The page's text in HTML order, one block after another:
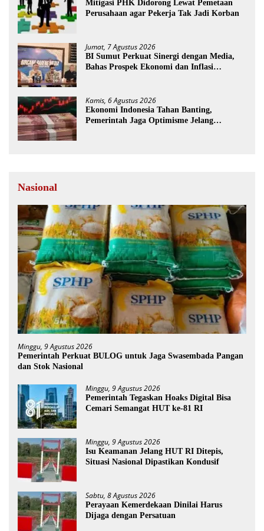
Mitigasi PHK Didorong Lewat Pemetaan
Perusahaan agar Pekerja Tak Jadi Korban
Jumat, 7 Agustus 2026
BI Sumut Perkuat Sinergi dengan Media,
Bahas Prospek Ekonomi dan Inflasi
Kamis, 6 Agustus 2026
Ekonomi Indonesia Tahan Banting,
Pemerintah Jaga Optimisme Jelang
Nasional
Minggu, 9 Agustus 2026
Pemerintah Perkuat BULOG untuk Jaga Swasembada Pangan
dan Stok Nasional
Minggu, 9 Agustus 2026
Pemerintah Tegaskan Hoaks Digital Bisa
Cemari Semangat HUT ke-81 RI
Minggu, 9 Agustus 2026
Isu Keamanan Jelang HUT RI Ditepis,
Situasi Nasional Dipastikan Kondusif
Sabtu, 8 Agustus 2026
Perayaan Kemerdekaan Dinilai Harus
Dijaga dengan Persatuan